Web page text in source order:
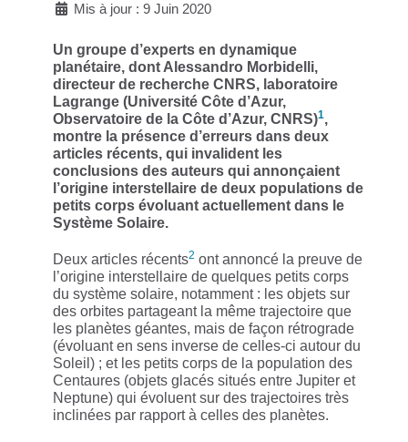
Mis à jour : 9 Juin 2020
Un groupe d’experts en dynamique
planétaire, dont Alessandro Morbidelli,
directeur de recherche CNRS, laboratoire
Lagrange (Université Côte d’Azur,
Observatoire de la Côte d’Azur, CNRS)1,
montre la présence d’erreurs dans deux
articles récents, qui invalident les
conclusions des auteurs qui annonçaient
l’origine interstellaire de deux populations de
petits corps évoluant actuellement dans le
Système Solaire.
Deux articles récents2 ont annoncé la preuve de
l’origine interstellaire de quelques petits corps
du système solaire, notamment : les objets sur
des orbites partageant la même trajectoire que
les planètes géantes, mais de façon rétrograde
(évoluant en sens inverse de celles-ci autour du
Soleil) ; et les petits corps de la population des
Centaures (objets glacés situés entre Jupiter et
Neptune) qui évoluent sur des trajectoires très
inclinées par rapport à celles des planètes.